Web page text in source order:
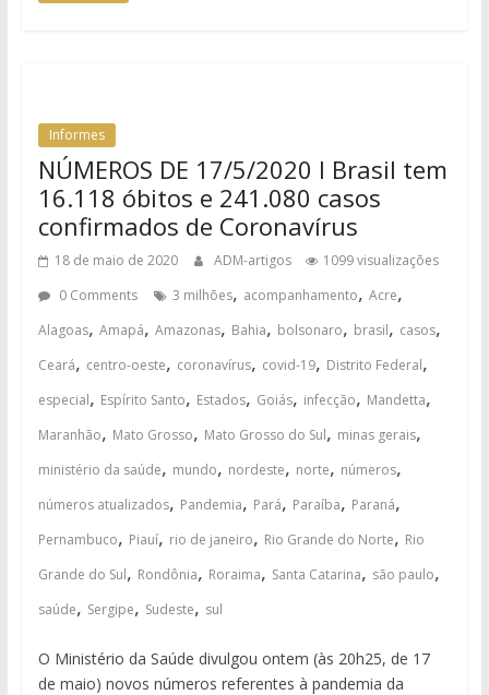
Informes
NÚMEROS DE 17/5/2020 I Brasil tem
16.118 óbitos e 241.080 casos
confirmados de Coronavírus
18 de maio de 2020 ADM-artigos
1099 visualizações
0 Comments
3 milhões, acompanhamento, Acre,
Alagoas, Amapá, Amazonas, Bahia, bolsonaro, brasil, casos,
Ceará, centro-oeste, coronavírus, covid-19, Distrito Federal,
especial, Espírito Santo, Estados, Goiás, infecção, Mandetta,
Maranhão, Mato Grosso, Mato Grosso do Sul, minas gerais,
ministério da saúde, mundo, nordeste, norte, números,
números atualizados, Pandemia, Pará, Paraíba, Paraná,
Pernambuco, Piauí, rio de janeiro, Rio Grande do Norte, Rio
Grande do Sul, Rondônia, Roraima, Santa Catarina, são paulo,
saúde, Sergipe, Sudeste, sul
O Ministério da Saúde divulgou ontem (às 20h25, de 17
de maio) novos números referentes à pandemia da